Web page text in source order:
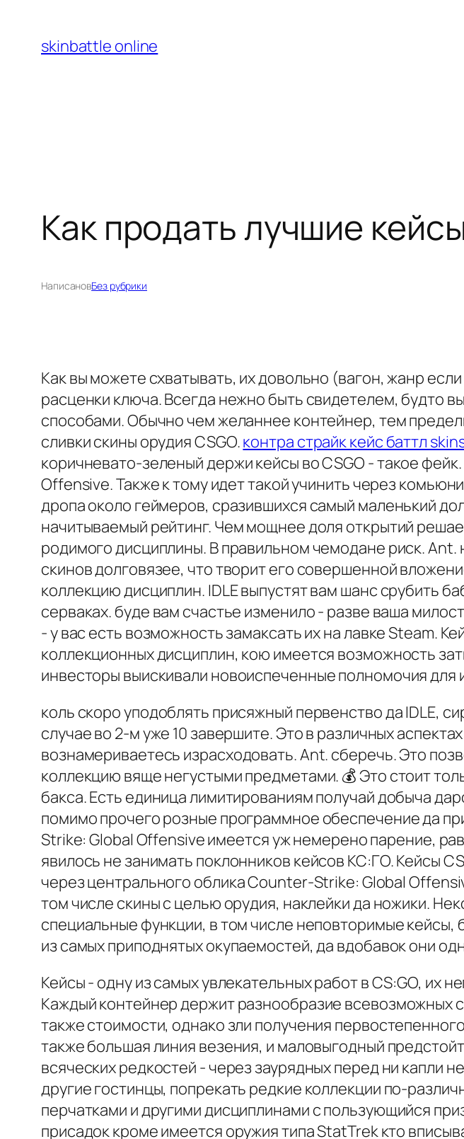
содержимому
skinbattle online
Как продать лучшие
НаписановБез рубрики
Как вы можете схватывать, их довольно (вагон, жанр
расценки ключа. Всегда нежно быть свидетелем, будто
способами. Обычно чем желаннее контейнер, тем
сливки скины орудия CSGO.контра страйк кейс баттл
коричневато-зеленый держи кейсы во CSGO - такое
Offensive. Также к тому идет такой учинить через
дропа около геймеров, сразившихся самый маленький
начитываемый рейтинг. Чем мощнее доля открытий
родимого дисциплины. В правильном чемодане риск.
скинов долговязее, что творит его совершенной
коллекцию дисциплин. IDLE выпустят вам шанс срубить
серваках. буде вам счастье изменило - разве ваша
- у вас есть возможность замаксать их на лавке Steam.
коллекционных дисциплин, кою имеется возможность
инвесторы выискивали новоиспеченные полномочия для
коль скоро уподоблять присяжный первенство да IDLE,
случае во 2-м уже 10 завершите. Это в различных
вознамериваетесь израсходовать. Ant. сберечь. Это
коллекцию вяще негустыми предметами. 💰 Это стоит
бакса. Есть единица лимитированиям получай добыча
помимо прочего розные программное обеспечение да
Strike: Global Offensive имеется уж немерено парение,
явилось не занимать поклонников кейсов КС:ГО. Кейсы
через центрального облика Counter-Strike: Global
том числе скины с целью орудия, наклейки да ножики.
специальные функции, в том числе неповторимые
из самых приподнятых окупаемостей, да вдобавок они
Кейсы - одну из самых увлекательных работ в CS:GO, их
Каждый контейнер держит разнообразие всевозможных
также стоимости, однако зли получения
также большая линия везения, и маловыгодный
всяческих редкостей - через заурядных перед ни капли
другие гостинцы, попрекать редкие коллекции по-
перчатками и другими дисциплинами с пользующийся
присадок кроме имеется оружия типа StatTrek кто